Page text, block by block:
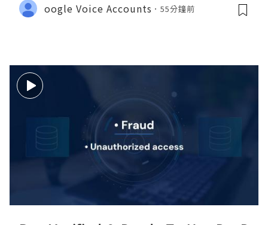
oogle Voice Accounts 55分鐘前